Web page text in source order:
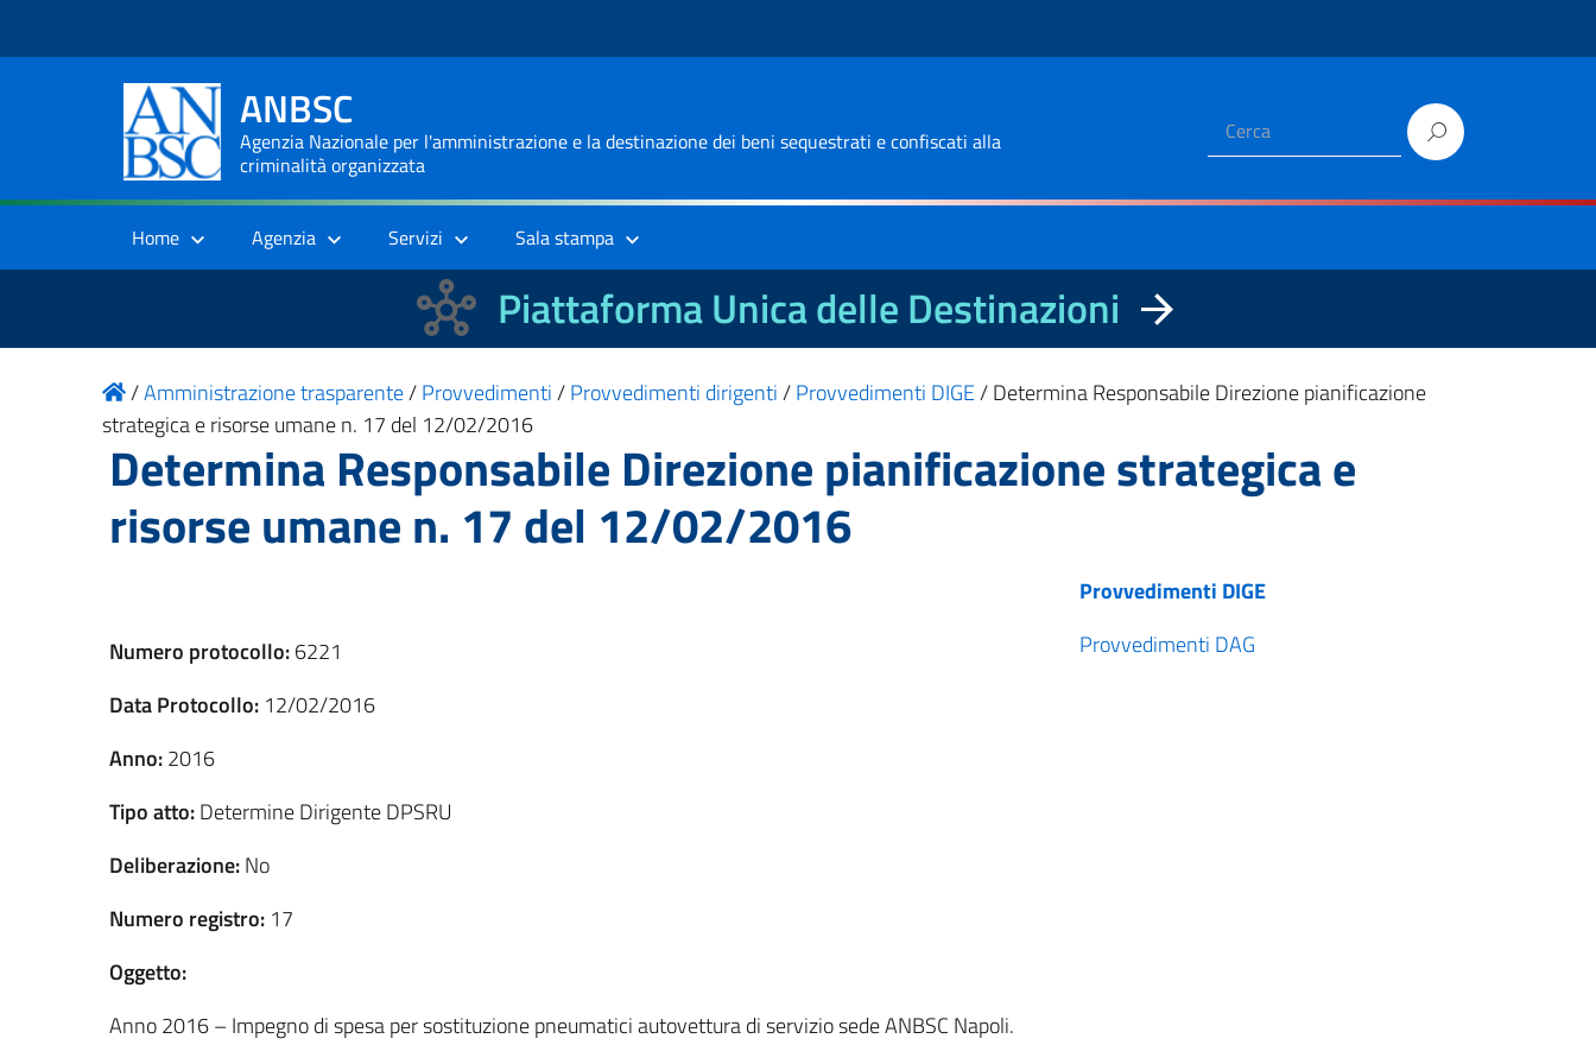
ANBSC
Agenzia Nazionale per l'amministrazione e la destinazione dei beni sequestrati e confiscati alla
criminalità organizzata
Home Agenzia Servizi Sala stampa
Piattaforma Unica delle Destinazioni
/Amministrazione trasparente/Provvedimenti/Provvedimenti dirigenti/Provvedimenti DIGE/Determina Responsabile Direzione pianificazione
strategica e risorse umane n. 17 del 12/02/2016
Determina Responsabile Direzione pianificazione strategica e
risorse umane n. 17 del 12/02/2016
Numero protocollo:6221
Data Protocollo: 12/02/2016
Anno:2016
Tipo atto:Determine Dirigente DPSRU
Deliberazione:No
Numero registro: 17
Oggetto:
Anno 2016 – Impegno di spesa per sostituzione pneumatici autovettura di servizio sede ANBSC Napoli.
Provvedimenti DIGE
Provvedimenti DAG